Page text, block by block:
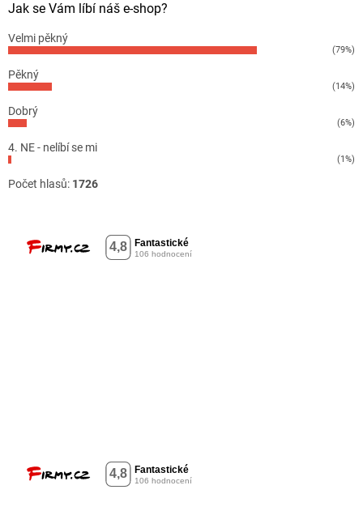
Jak se Vám líbí náš e-shop?
Velmi pěkný
(79%)
Pěkný
(14%)
Dobrý
(6%)
4. NE - nelíbí se mi
(1%)
Počet hlasů: 1726